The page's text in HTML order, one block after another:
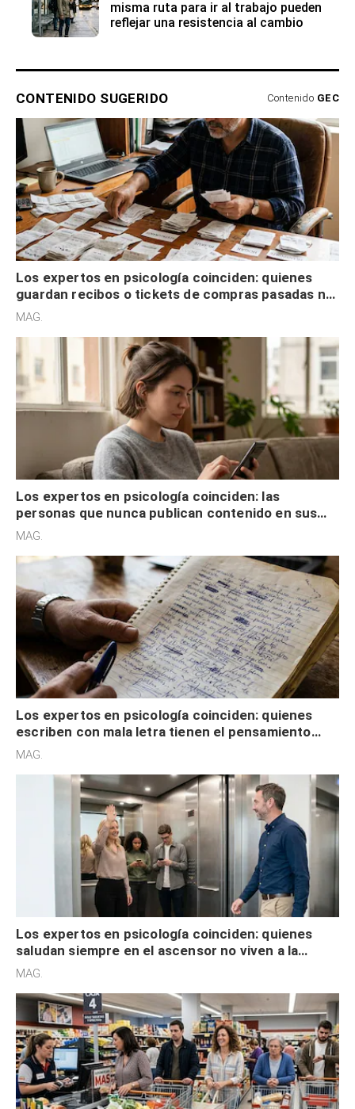
misma ruta para ir al trabajo pueden
reflejar una resistencia al cambio
CONTENIDO SUGERIDO Contenido GEC
Los expertos en psicología coinciden: quienes
guardan recibos o tickets de compras pasadas no
son acumuladores, sino que tienen necesidad de
MAG.
Los expertos en psicología coinciden: las
personas que nunca publican contenido en sus
redes sociales no pretenden buscar validación
MAG.
Los expertos en psicología coinciden: quienes
escriben con mala letra tienen el pensamiento
acelerado y no lo hacen por desinterés
MAG.
Los expertos en psicología coinciden: quienes
saludan siempre en el ascensor no viven a la
defensiva y tienen apertura social
MAG.